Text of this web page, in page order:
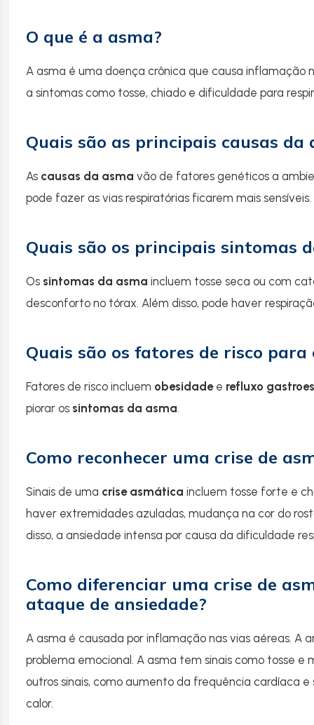
O que é a asma?
A asma é uma doença crônica que causa inflamação
a sintomas como tosse, chiado e dificuldade para
Quais são as principais causas da
As causas da asma vão de fatores genéticos a
pode fazer as vias respiratórias ficarem mais sensíveis.
Quais são os principais sintomas
Os sintomas da asma incluem tosse seca ou com
desconforto no tórax. Além disso, pode haver
Quais são os fatores de risco para
Fatores de risco incluem obesidadee refluxo
piorar os sintomas da asma
Como reconhecer uma crise de
Sinais de uma crise asmática incluem tosse forte e
haver extremidades azuladas, mudança na cor do
disso, a ansiedade intensa por causa da dificuldade
Como diferenciar uma crise de
ataque de ansiedade?
A asma é causada por inflamação nas vias aéreas. A
problema emocional. A asma tem sinais como tosse e
outros sinais, como aumento da frequência cardíaca e
calor.